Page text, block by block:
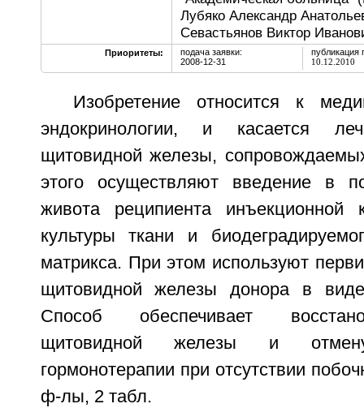
Лубяко Александр
Севастьянов Виктор
Приоритеты:
подача заявки:
2008-12-31
публикация
10.12.2010
Изобретение относится к
эндокринологии, и касается
щитовидной железы,
этого осуществляют введение в
живота реципиента инъекционной
культуры ткани и
матрикса. При этом используют
щитовидной железы донора в виде
Способ обеспечивает
щитовидной железы и отмену
гормонотерапии при отсутствии
ф-лы, 2 табл.